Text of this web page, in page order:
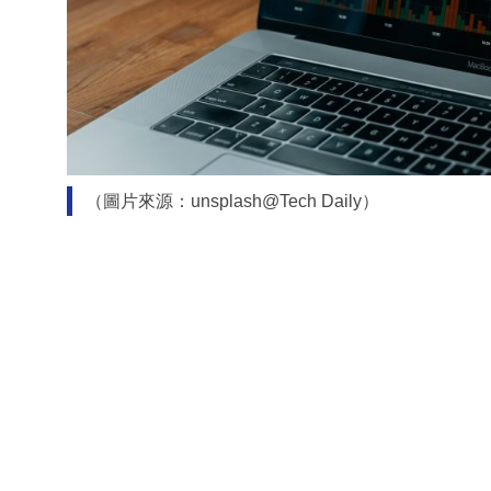
（圖片來源：unsplash@Tech Daily）